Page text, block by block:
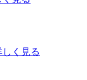
しく見る